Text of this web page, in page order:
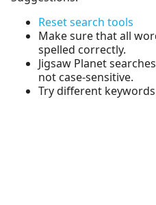
Reset search tools
Make sure that all
spelled correctly.
Jigsaw Planet
not case-sensitive.
Try different